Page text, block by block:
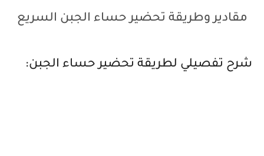
مقادير وطريقة تحضير حساء الجبن السريع
شرح تفصيلي لطريقة تحضير حساء الجبن: